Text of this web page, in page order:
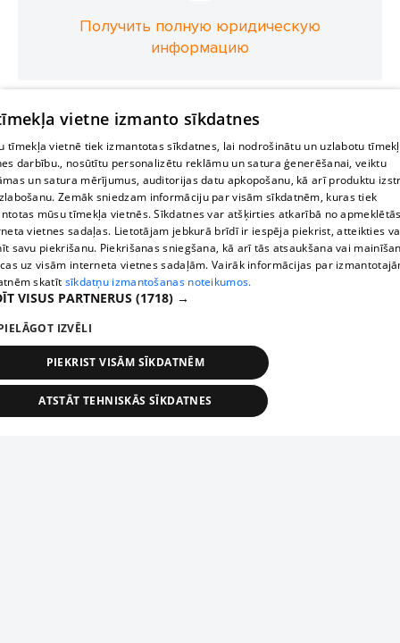
Получить полную юридическую
информацию
vietne izmanto sīkdatnes
tīmekļa vietnē tiek izmantotas sīkdatnes, lai nodrošinātu un uzlabotu
darbību., nosūtītu personalizētu reklāmu un satura ģenerēšanai, veiktu
un satura mērījumus, auditorijas datu apkopošanu, kā arī produktu
Zemāk sniedzam informāciju par visām sīkdatnēm, kuras tiek
mūsu tīmekļa vietnēs. Sīkdatnes var atšķirties atkarībā no
vietnes sadaļas. Lietotājam jebkurā brīdī ir iespēja piekrist, atteikties
savu piekrišanu. Piekrišanas sniegšana, kā arī tās atsaukšana vai
uz visām interneta vietnes sadaļām. Vairāk informācijas par
skatīt sīkdatņu izmantošanas noteikumos.
VISUS PARTNERUS (1718) →
IZVĒLI
PIEKRIST VISĀM SĪKDATNĒM
ATSTĀT TEHNISKĀS SĪKDATNES